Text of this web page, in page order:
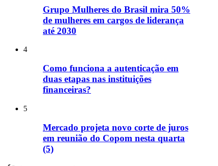
Grupo Mulheres do Brasil mira 50%
de mulheres em cargos de liderança
até 2030
4
Como funciona a autenticação em
duas etapas nas instituições
financeiras?
5
Mercado projeta novo corte de juros
em reunião do Copom nesta quarta
(5)